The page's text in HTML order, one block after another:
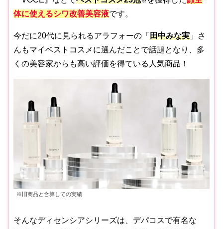
体に使えるシワ改善美容液です。
今だに20代に見られるアラフォーの「 田中みな実 」さ
んもマイベストコスメに選んだことで話題となり、多
くの美容家からも高い評価を得ている人気商品！
※旧商品と合算しての実績
そんなディセンシアシリーズは、デパコスで有名な